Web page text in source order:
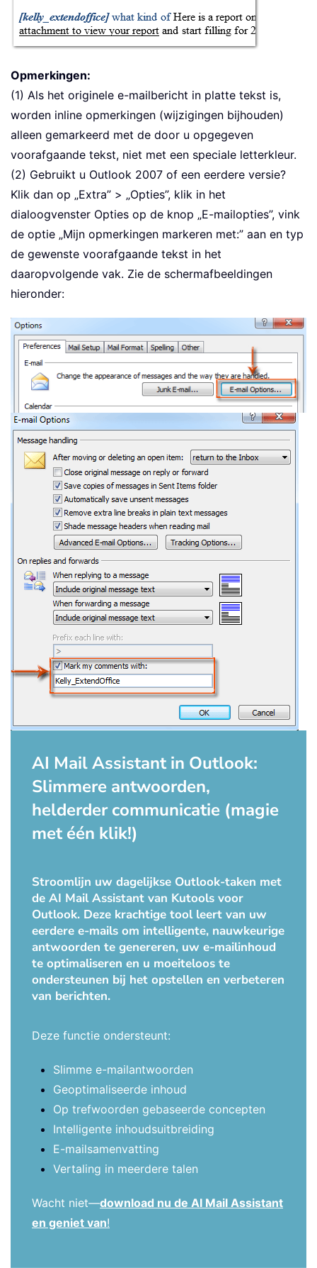
Opmerkingen:
(1) Als het originele e-mailbericht in platte tekst is,
worden inline opmerkingen (wijzigingen bijhouden)
alleen gemarkeerd met de door u opgegeven
voorafgaande tekst, niet met een speciale letterkleur.
(2) Gebruikt u Outlook 2007 of een eerdere versie?
Klik dan op „Extra” > „Opties”, klik in het
dialoogvenster Opties op de knop „E-mailopties”, vink
de optie „Mijn opmerkingen markeren met:” aan en typ
de gewenste voorafgaande tekst in het
daaropvolgende vak. Zie de schermafbeeldingen
hieronder:
AI Mail Assistant in Outlook:
Slimmere antwoorden,
helderder communicatie (magie
met één klik!)
Stroomlijn uw dagelijkse Outlook-taken met
de AI Mail Assistant van Kutools voor
Outlook. Deze krachtige tool leert van uw
eerdere e-mails om intelligente, nauwkeurige
antwoorden te genereren, uw e-mailinhoud
te optimaliseren en u moeiteloos te
ondersteunen bij het opstellen en verbeteren
van berichten.
Deze functie ondersteunt:
Slimme e-mailantwoorden
Geoptimaliseerde inhoud
Op trefwoorden gebaseerde concepten
Intelligente inhoudsuitbreiding
E-mailsamenvatting
Vertaling in meerdere talen
Wacht niet—download nu de AI Mail Assistant
en geniet van!